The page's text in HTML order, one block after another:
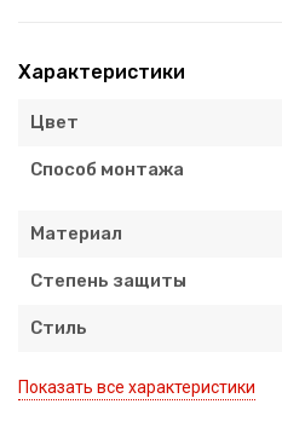
Характеристики
Цвет
Способ монтажа
Материал
Степень защиты
Стиль
Показать все характеристики